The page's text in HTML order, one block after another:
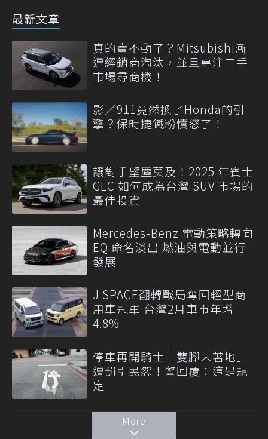
最新文章
真的賣不動了？Mitsubishi漸
遭經銷商淘汰，並且專注二手
市場尋商機！
影／911竟然換了Honda的引
擎？保時捷鐵粉憤怒了！
讓對手望塵莫及！2025 年賓士
GLC 如何成為台灣 SUV 市場的
最佳投資
Mercedes-Benz 電動策略轉向
EQ 命名淡出 燃油與電動並行
發展
J SPACE翻轉戰局奪回輕型商
用車冠軍 台灣2月車市年增
4.8%
停車再開騎士「雙腳未著地」
遭罰引民怨！警回覆：這是規
定
More